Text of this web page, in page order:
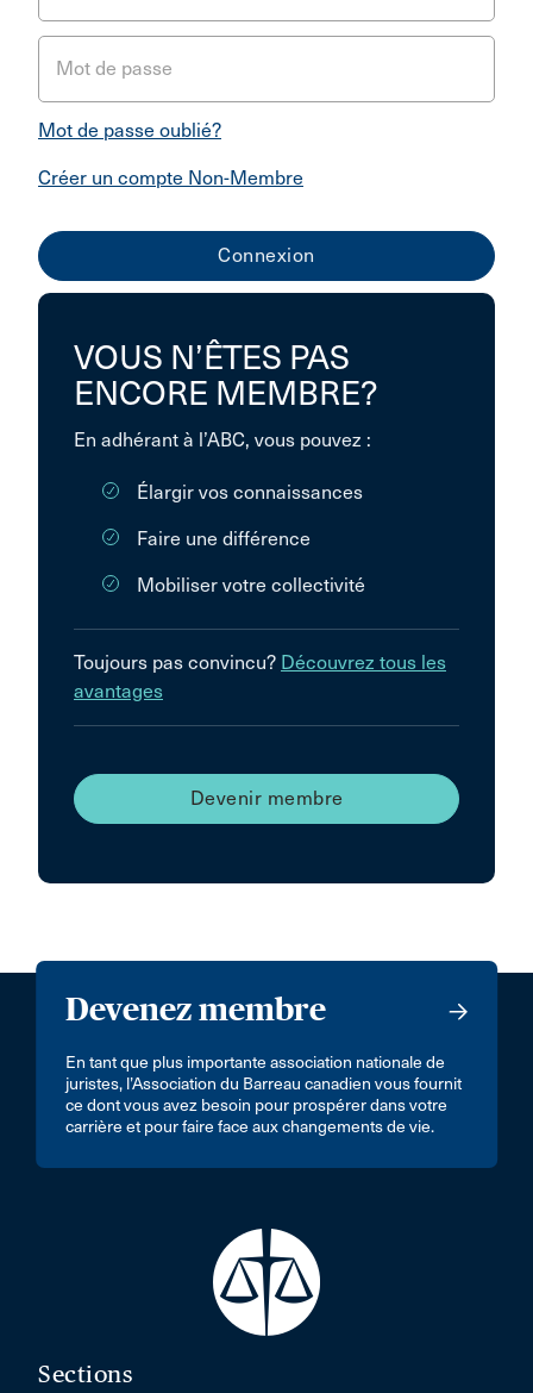
Mot de passe
Mot de passe oublié?
Créer un compte Non-Membre
VOUS N’ÊTES PAS
ENCORE MEMBRE?
En adhérant à l’ABC, vous pouvez :
Élargir vos connaissances
Faire une différence
Mobiliser votre collectivité
Toujours pas convincu? Découvrez tous les
avantages
Devenir membre
Devenez membre
En tant que plus importante association nationale de
juristes, l’Association du Barreau canadien vous fournit
ce dont vous avez besoin pour prospérer dans votre
carrière et pour faire face aux changements de vie.
Sections